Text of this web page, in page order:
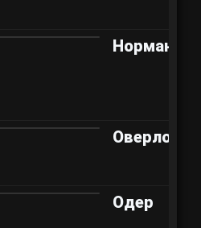
Нормандия
Оверлорд
Одер